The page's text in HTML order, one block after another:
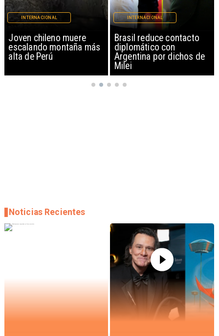
Brasil reduce contacto
diplomático con
Argentina por dichos de
INTERNACIONAL
China restringe
exportación de drones a
EEUU y sanciona
empresas
INTERNACIONAL
Noticias Recientes